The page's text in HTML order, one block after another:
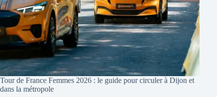
Tour de France Femmes 2026 : le guide pour circuler à Dijon et
dans la métropole